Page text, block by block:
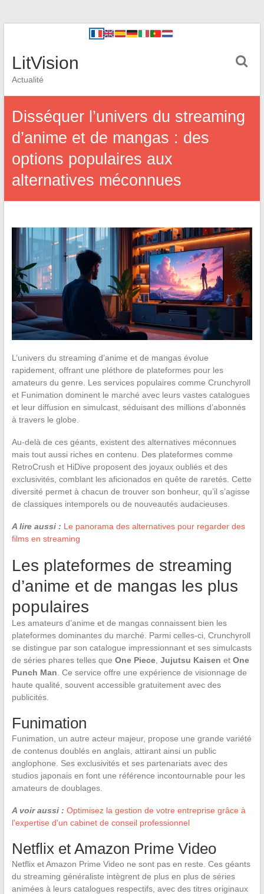
LitVision
Actualité
Disséquer l’univers du streaming
d’anime et de mangas : des
options populaires aux
alternatives méconnues
L’univers du streaming d’anime et de mangas évolue
rapidement, offrant une pléthore de plateformes pour les
amateurs du genre. Les services populaires comme Crunchyroll
et Funimation dominent le marché avec leurs vastes catalogues
et leur diffusion en simulcast, séduisant des millions d’abonnés
à travers le globe.
Au-delà de ces géants, existent des alternatives méconnues
mais tout aussi riches en contenu. Des plateformes comme
RetroCrush et HiDive proposent des joyaux oubliés et des
exclusivités, comblant les aficionados en quête de raretés. Cette
diversité permet à chacun de trouver son bonheur, qu’il s’agisse
de classiques intemporels ou de nouveautés audacieuses.
A lire aussi : Le panorama des alternatives pour regarder des
films en streaming
Les plateformes de streaming
d’anime et de mangas les plus
populaires
Les amateurs d’anime et de mangas connaissent bien les
plateformes dominantes du marché. Parmi celles-ci, Crunchyroll
se distingue par son catalogue impressionnant et ses simulcasts
de séries phares telles que One Piece, Jujutsu Kaisen et One
Punch Man . Ce service offre une expérience de visionnage de
haute qualité, souvent accessible gratuitement avec des
publicités.
Funimation
Funimation, un autre acteur majeur, propose une grande variété
de contenus doublés en anglais, attirant ainsi un public
anglophone. Ses exclusivités et ses partenariats avec des
studios japonais en font une référence incontournable pour les
amateurs de doublages.
A voir aussi : Optimisez la gestion de votre entreprise grâce à
l'expertise d'un cabinet de conseil professionnel
Netflix et Amazon Prime Video
Netflix et Amazon Prime Video ne sont pas en reste. Ces géants
du streaming généraliste intègrent de plus en plus de séries
animées à leurs catalogues respectifs, avec des titres originaux